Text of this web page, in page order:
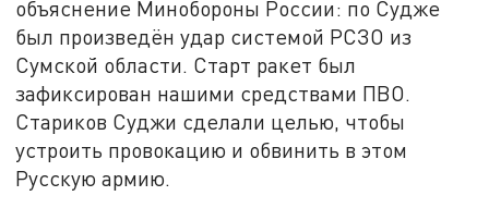
объяснение Минобороны России: по Судже
был произведён удар системой РСЗО из
Сумской области. Старт ракет был
зафиксирован нашими средствами ПВО.
Стариков Суджи сделали целью, чтобы
устроить провокацию и обвинить в этом
Русскую армию.